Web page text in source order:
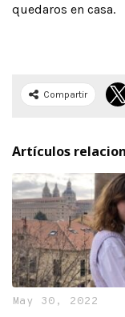
quedaros en casa.
Compartir
Artículos
May 30, 2022